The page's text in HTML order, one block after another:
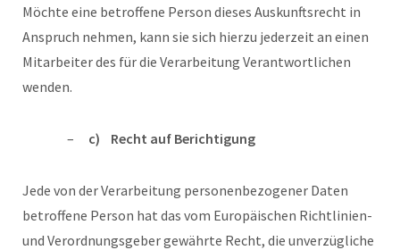
Möchte eine betroffene Person dieses Auskunftsrecht in
Anspruch nehmen, kann sie sich hierzu jederzeit an einen
Mitarbeiter des für die Verarbeitung Verantwortlichen
wenden.
c) Recht auf Berichtigung
Jede von der Verarbeitung personenbezogener Daten
betroffene Person hat das vom Europäischen Richtlinien-
und Verordnungsgeber gewährte Recht, die unverzügliche